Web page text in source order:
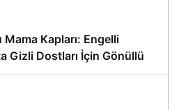
Mama Kapları: Engelli
Gizli Dostları İçin Gönüllü